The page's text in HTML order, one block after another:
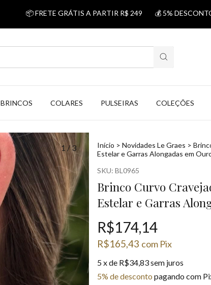
📦 FRETE GRÁTIS A PARTIR R$ 249 💰 5% DESCONTO NO
BRINCOS COLARES PULSEIRAS COLEÇÕES
1/3 Início > Novidades Le Graes >
Estelar e Garras Alongadas em
SKU: BL0965
Brinco Curvo
Estelar e Garras
R$174,14
R$165,43 com Pix
5x de R$34,83sem juros
5% de desconto pagando com